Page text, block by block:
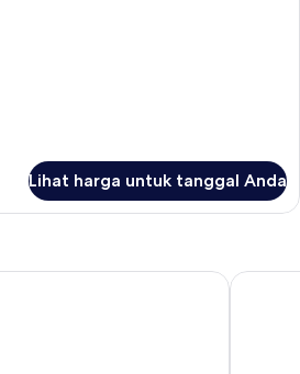
Lihat harga untuk tanggal Anda
Alpine